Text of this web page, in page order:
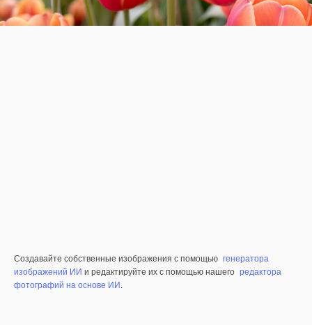
Создавайте собственные изображения с помощью генератора
изображений ИИ и редактируйте их с помощью нашего редактора
фотографий на основе ИИ.